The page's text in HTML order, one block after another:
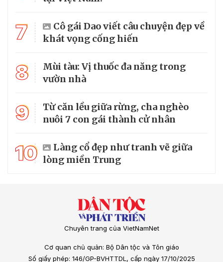
7
Cô gái Dao viết câu chuyện đẹp về
khát vọng cống hiến
8
Mùi tàu: Vị thuốc đa năng trong
vườn nhà
9
Từ căn lều giữa rừng, cha nghèo
nuôi 7 con gái thành cử nhân
10
Làng cổ đẹp như tranh vẽ giữa
lòng miền Trung
Chuyên trang của VietNamNet
Cơ quan chủ quản: Bộ Dân tộc và Tôn giáo
Số giấy phép: 146/GP-BVHTTDL, cấp ngày 17/10/2025